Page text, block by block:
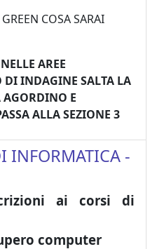
COSA SARAI
AREE
DI INDAGINE SALTA LA
AGORDINO E
ALLA SEZIONE 3
INFORMATICA -
ai corsi di
computer